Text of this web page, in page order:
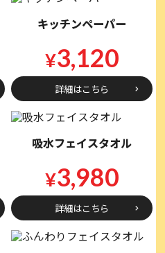
キッチンペーパー
¥3,120
詳細はこちら
吸水フェイスタオル
¥3,980
詳細はこちら